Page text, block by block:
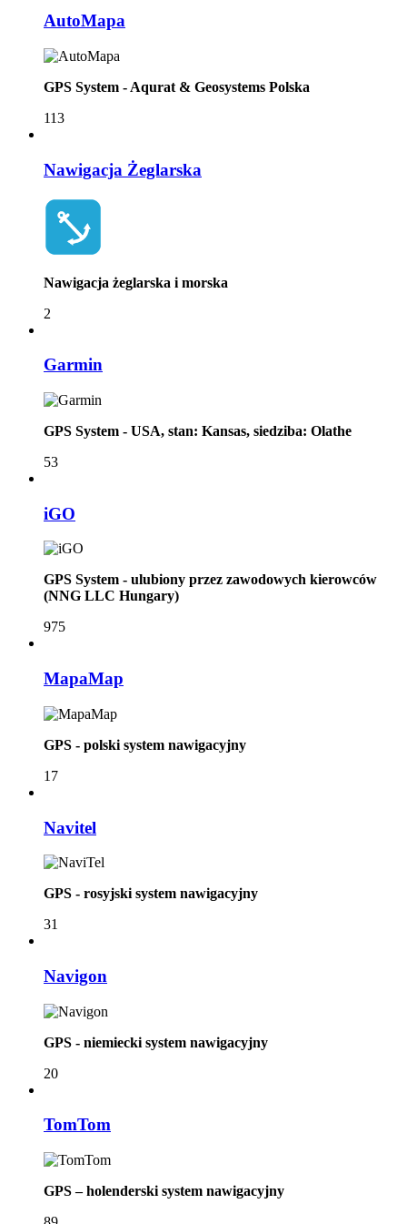
AutoMapa
GPS System - Aqurat & Geosystems Polska
113
Nawigacja Żeglarska
Nawigacja żeglarska i morska
2
Garmin
GPS System - USA, stan: Kansas, siedziba: Olathe
53
iGO
GPS System - ulubiony przez zawodowych kierowców
(NNG LLC Hungary)
975
MapaMap
GPS - polski system nawigacyjny
17
Navitel
GPS - rosyjski system nawigacyjny
31
Navigon
GPS - niemiecki system nawigacyjny
20
TomTom
GPS – holenderski system nawigacyjny